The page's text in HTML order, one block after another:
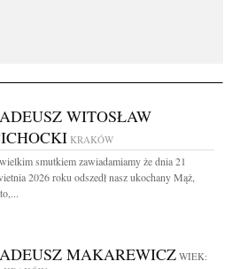
WITOSŁAW
KRAKÓW
smutkiem zawiadamiamy że dnia 21
2026 roku odszedł nasz ukochany Mąż,
MAKAREWICZ WIEK: